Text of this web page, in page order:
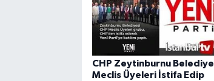
CHP Zeytinburnu Belediye
Meclis Üyeleri İstifa Edip